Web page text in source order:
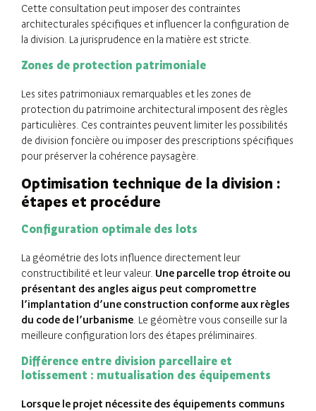
Cette consultation peut imposer des contraintes
architecturales spécifiques et influencer la configuration de
la division. La jurisprudence en la matière est stricte.
Zones de protection patrimoniale
Les sites patrimoniaux remarquables et les zones de
protection du patrimoine architectural imposent des règles
particulières. Ces contraintes peuvent limiter les possibilités
de division foncière ou imposer des prescriptions spécifiques
pour préserver la cohérence paysagère.
Optimisation technique de la division :
étapes et procédure
Configuration optimale des lots
La géométrie des lots influence directement leur
constructibilité et leur valeur. Une parcelle trop étroite ou
présentant des angles aigus peut compromettre
l’implantation d’une construction conforme aux règles
du code de l’urbanisme . Le géomètre vous conseille sur la
meilleure configuration lors des étapes préliminaires.
Différence entre division parcellaire et
lotissement : mutualisation des équipements
Lorsque le projet nécessite des équipements communs